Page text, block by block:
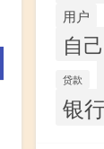
用户
自
贷款
银